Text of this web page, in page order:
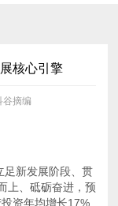
核心引擎
谷摘编